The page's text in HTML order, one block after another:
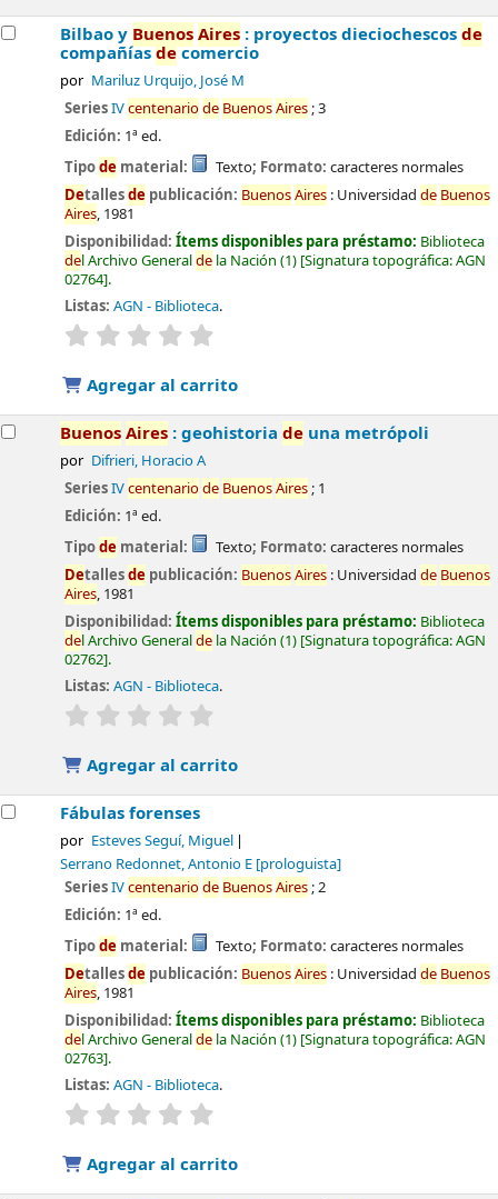
Bilbao y BuenosAires : proyectos dieciochescosde
compañíasdecomercio
por Mariluz Urquijo, José M
SeriesIVcentenariode BuenosAires; 3
Edición: 1ª ed.
Tipode material: Texto; Formato: caracteres normales
Detallesde publicación: BuenosAires : Universidadde Buenos
Aires, 1981
Disponibilidad:Ítems disponibles para préstamo: Biblioteca
del Archivo Generalde la Nación (1) Signatura topográfica:AGN
02764 .
Listas: AGN - Biblioteca.
valoración
Agregar al carrito
BuenosAires : geohistoriade una metrópoli
por Difrieri, Horacio A
SeriesIVcentenariode BuenosAires; 1
Edición: 1ª ed.
Tipode material: Texto; Formato: caracteres normales
Detallesde publicación: BuenosAires : Universidadde Buenos
Aires, 1981
Disponibilidad:Ítems disponibles para préstamo: Biblioteca
del Archivo Generalde la Nación (1) Signatura topográfica:AGN
02762 .
Listas: AGN - Biblioteca.
valoración
Agregar al carrito
Fábulas forenses
por Esteves Seguí, Miguel
Serrano Redonnet, Antonio E [prologuista]
SeriesIVcentenariode BuenosAires; 2
Edición: 1ª ed.
Tipode material: Texto; Formato: caracteres normales
Detallesde publicación: BuenosAires : Universidadde Buenos
Aires, 1981
Disponibilidad:Ítems disponibles para préstamo: Biblioteca
del Archivo Generalde la Nación (1) Signatura topográfica:AGN
02763 .
Listas: AGN - Biblioteca.
valoración
Agregar al carrito